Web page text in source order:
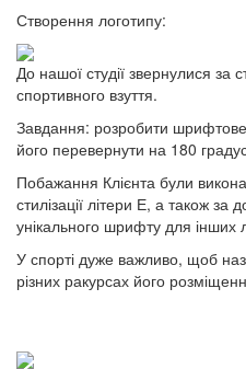
Створення логотипу:
До нашої студії звернулися за
спортивного взуття.
Завдання: розробити
його перевернути на 180
Побажання Клієнта були
стилізації літери Е, а також
унікального шрифту для інших
У спорті дуже важливо, щоб
різних ракурсах його